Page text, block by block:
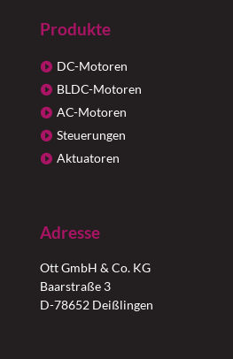
Produkte
DC-Motoren
BLDC-Motoren
AC-Motoren
Steuerungen
Aktuatoren
Adresse
Ott GmbH & Co. KG
Baarstraße 3
D-78652 Deißlingen